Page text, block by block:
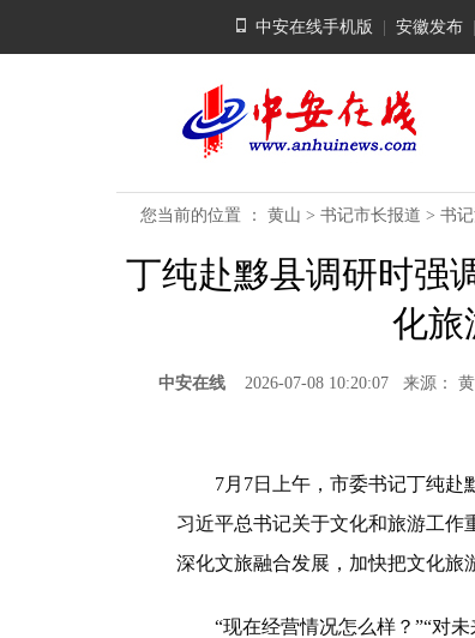
中安在线手机版 安徽发布
您当前的位置 ： 黄山 > 书记市长报道 > 书
丁纯赴黟县调研时强
化旅
中安在线 2026-07-08 10:20:07 来源：
7月7日上午，市委书记丁纯赴
习近平总书记关于文化和旅游工作
深化文旅融合发展，加快把文化旅
“现在经营情况怎么样？”“对未